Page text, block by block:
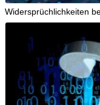
Widersprüchlichkeiten